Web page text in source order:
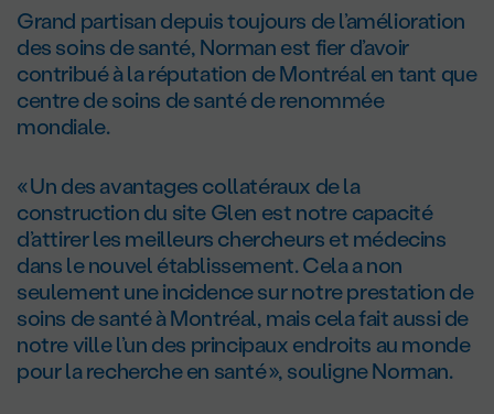
Grand partisan depuis toujours de l’amélioration
des soins de santé, Norman est fier d’avoir
contribué à la réputation de Montréal en tant que
centre de soins de santé de renommée
mondiale.
« Un des avantages collatéraux de la
construction du site Glen est notre capacité
d’attirer les meilleurs chercheurs et médecins
dans le nouvel établissement. Cela a non
seulement une incidence sur notre prestation de
soins de santé à Montréal, mais cela fait aussi de
notre ville l’un des principaux endroits au monde
pour la recherche en santé », souligne Norman.